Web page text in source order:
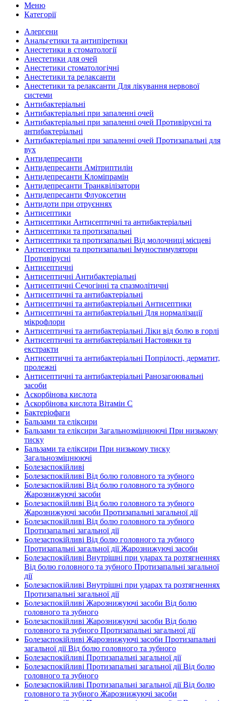
Меню
Категорії
Алергени
Анальгетики та антипіретики
Анестетики в стоматології
Анестетики для очей
Анестетики стоматологічні
Анестетики та релаксанти
Анестетики та релаксанти Для лікування нервової
системи
Антибактеріальні
Антибактеріальні при запаленні очей
Антибактеріальні при запаленні очей Противірусні та
антибактеріальні
Антибактеріальні при запаленні очей Протизапальні для
вух
Антидепресанти
Антидепресанти Амітриптилін
Антидепресанти Кломіпрамін
Антидепресанти Транквілізатори
Антидепресанти Флуоксетин
Антидоти при отруєннях
Антисептики
Антисептики Антисептичні та антибактеріальні
Антисептики та протизапальні
Антисептики та протизапальні Від молочниці місцеві
Антисептики та протизапальні Імуностимулятори
Противірусні
Антисептичні
Антисептичні Антибактеріальні
Антисептичні Сечогінні та спазмолітичні
Антисептичні та антибактеріальні
Антисептичні та антибактеріальні Антисептики
Антисептичні та антибактеріальні Для нормалізації
мікрофлори
Антисептичні та антибактеріальні Ліки від болю в горлі
Антисептичні та антибактеріальні Настоянки та
екстракти
Антисептичні та антибактеріальні Попрілості, дерматит,
пролежні
Антисептичні та антибактеріальні Ранозагоювальні
засоби
Аскорбінова кислота
Аскорбінова кислота Вітамін C
Бактеріофаги
Бальзами та еліксири
Бальзами та еліксири Загальнозміцнюючі При низькому
тиску
Бальзами та еліксири При низькому тиску
Загальнозміцнюючі
Болезаспокійливі
Болезаспокійливі Від болю головного та зубного
Болезаспокійливі Від болю головного та зубного
Жарознижуючі засоби
Болезаспокійливі Від болю головного та зубного
Жарознижуючі засоби Протизапальні загальної дії
Болезаспокійливі Від болю головного та зубного
Протизапальні загальної дії
Болезаспокійливі Від болю головного та зубного
Протизапальні загальної дії Жарознижуючі засоби
Болезаспокійливі Внутрішні при ударах та розтягненнях
Від болю головного та зубного Протизапальні загальної
дії
Болезаспокійливі Внутрішні при ударах та розтягненнях
Протизапальні загальної дії
Болезаспокійливі Жарознижуючі засоби Від болю
головного та зубного
Болезаспокійливі Жарознижуючі засоби Від болю
головного та зубного Протизапальні загальної дії
Болезаспокійливі Жарознижуючі засоби Протизапальні
загальної дії Від болю головного та зубного
Болезаспокійливі Протизапальні загальної дії
Болезаспокійливі Протизапальні загальної дії Від болю
головного та зубного
Болезаспокійливі Протизапальні загальної дії Від болю
головного та зубного Жарознижуючі засоби